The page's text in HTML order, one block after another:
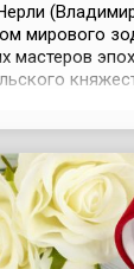
мирового
мастеров
Этот
...